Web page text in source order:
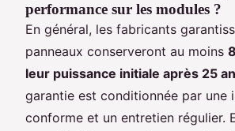
performance sur les modules ?
En général, les fabricants
panneaux conserveront au moins
leur puissance initiale après 25
garantie est conditionnée par une
conforme et un entretien régulier.